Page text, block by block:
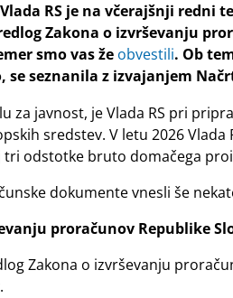
Vlada RS je na včerajšnji redni
Zakona o izvrševanju
smo vas že obvestili. Ob
seznanila z izvajanjem
za javnost, je Vlada RS pri
sredstev. V letu 2026
tri odstotke bruto domačega
dokumente vnesli še
proračunov Republike
Zakona o izvrševanju